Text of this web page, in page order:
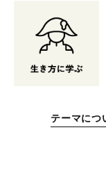
テーマにつ